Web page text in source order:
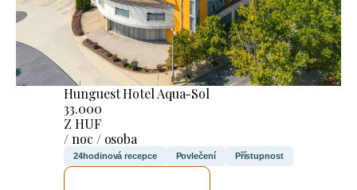
Hunguest Hotel Aqua-Sol
33.000
Z HUF
/ noc / osoba
24hodinová recepce Povlečení Přístupnost